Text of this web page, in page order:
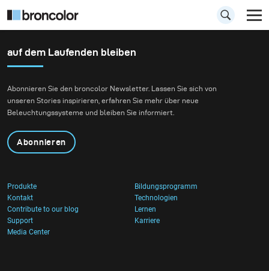
Dauerlicht
Entdecken Sie das broncolor Sortiment an
Dauerlicht. LED- und HMI-Technologien
ermöglichen Ihnen eine präzise
Lichtgestaltung für Kino, TV oder Messen.
auf dem Laufenden bleiben
Abonnieren Sie den broncolor Newsletter. Lassen Sie sich von
unseren Stories inspirieren, erfahren Sie mehr über neue
Beleuchtungssysteme und bleiben Sie informiert.
Abonnieren
Produkte
Bildungsprogramm
Kontakt
Technologien
Contribute to our blog
Lernen
Support
Karriere
Media Center